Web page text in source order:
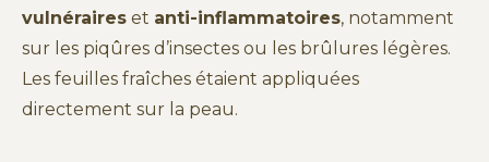
vulnéraires et anti-inflammatoires, notamment
sur les piqûres d’insectes ou les brûlures légères.
Les feuilles fraîches étaient appliquées
directement sur la peau.